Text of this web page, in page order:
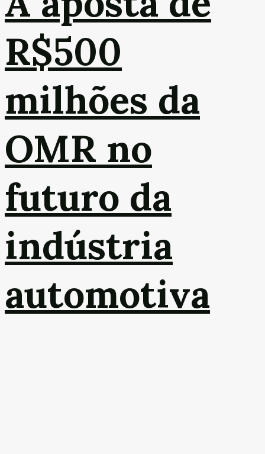
R$500
milhões da
OMR no
futuro da
indústria
automotiva